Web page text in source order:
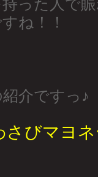
った人で
ね！！
介ですっ♪
さびマヨ